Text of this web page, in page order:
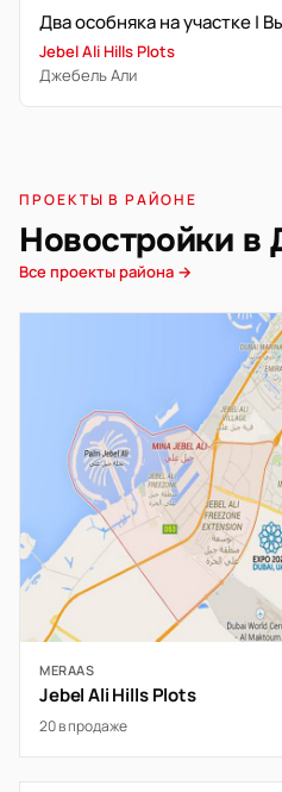
Jebel Ali Hills Plots
Джебель Али
ПРОЕКТЫ В РАЙОНЕ
Новостройки в
Все проекты района →
MERAAS
Jebel Ali Hills Plots
20 в продаже